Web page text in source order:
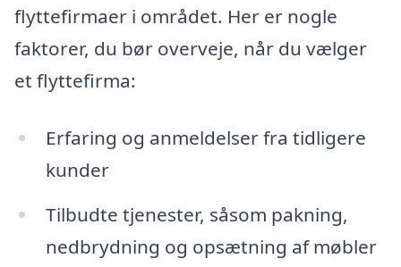
flyttefirmaer i området. Her er nogle
faktorer, du bør overveje, når du vælger
et flyttefirma:
Erfaring og anmeldelser fra tidligere
kunder
Tilbudte tjenester, såsom pakning,
nedbrydning og opsætning af møbler